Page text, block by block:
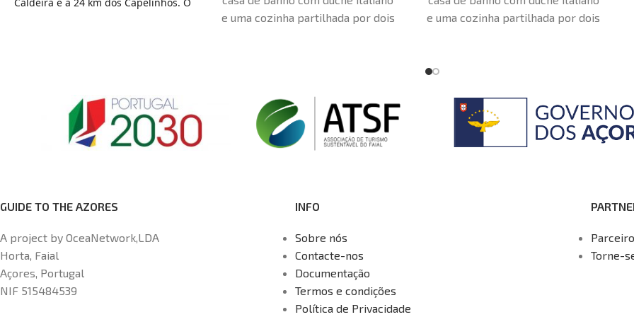
ou para a montanha. Existe também
uma cozinha, equipada com um
forno, micro-ondas e torradeira. Um
disponíveis. Cada unidade tem uma
casa de banho privativa com uma
banheira. A casa de férias dispõe de
estacionamento privado gratuito. A
zona é popular para a prática de
e uma cozinha partilhada por dois
e uma cozinha partilhada por dois
GUIDE TO THE AZORES
A project by OceaNetwork,LDA
Horta, Faial
Açores, Portugal
NIF 515484539
INFO
Sobre nós
Contacte-nos
Documentação
Termos e condições
Política de Privacidade
Torne-